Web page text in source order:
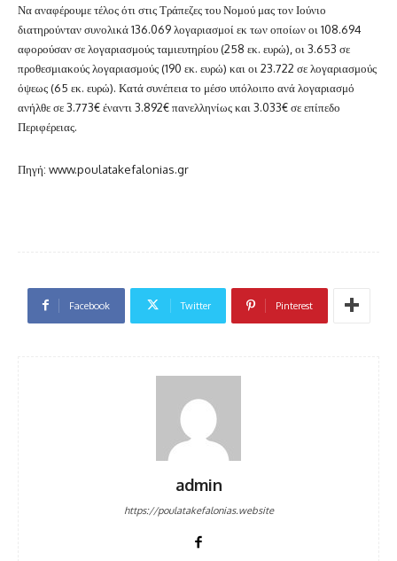
Να αναφέρουμε τέλος ότι στις Τράπεζες του Νομού μας τον Ιούνιο
διατηρούνταν συνολικά 136.069 λογαριασμοί εκ των οποίων οι 108.694
αφορούσαν σε λογαριασμούς ταμιευτηρίου (258 εκ. ευρώ), οι 3.653 σε
προθεσμιακούς λογαριασμούς (190 εκ. ευρώ) και οι 23.722 σε λογαριασμούς
όψεως (65 εκ. ευρώ). Κατά συνέπεια το μέσο υπόλοιπο ανά λογαριασμό
ανήλθε σε 3.773€ έναντι 3.892€ πανελληνίως και 3.033€ σε επίπεδο
Περιφέρειας.
Πηγή: www.poulatakefalonias.gr
Facebook Twitter Pinterest
admin
https://poulatakefalonias.website